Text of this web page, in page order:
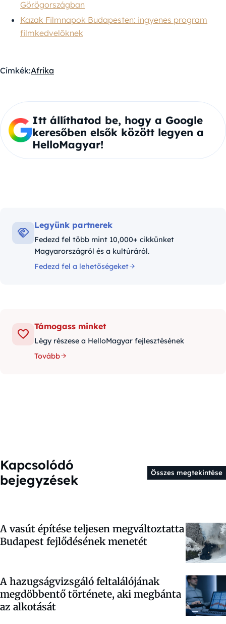
Görögországban
Kazak Filmnapok Budapesten: ingyenes program
filmkedvelőknek
Címkék:Afrika
Itt állíthatod be, hogy a Google
keresőben elsők között legyen a
HelloMagyar!
Legyünk partnerek
Fedezd fel több mint 10,000+ cikkünket
Magyarországról és a kultúráról.
Fedezd fel a lehetőségeket
Támogass minket
Légy részese a HelloMagyar fejlesztésének
Tovább
Kapcsolódó
bejegyzések
Összes megtekintése
A vasút építése teljesen megváltoztatta
Budapest fejlődésének menetét
A hazugságvizsgáló feltalálójának
megdöbbentő története, aki megbánta
az alkotását